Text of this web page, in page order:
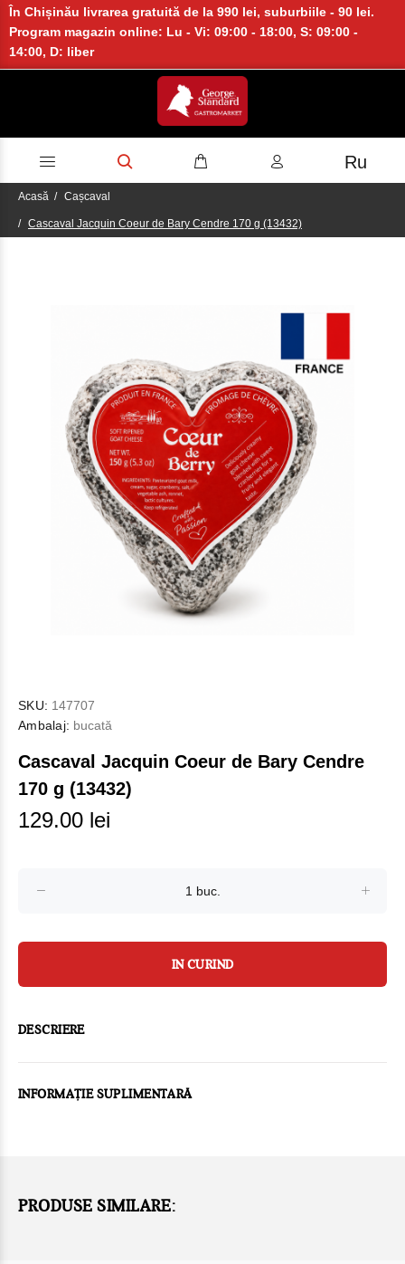
În Chișinău livrarea gratuită de la 990 lei, suburbiile - 90 lei.
Program magazin online: Lu - Vi: 09:00 - 18:00, S: 09:00 -
14:00, D: liber
Ru
Acasă Cașcaval
Cascaval Jacquin Coeur de Bary Cendre 170 g (13432)
SKU: 147707
Ambalaj: bucată
Cascaval Jacquin Coeur de Bary Cendre
170 g (13432)
129.00 lei
IN CURIND
DESCRIERE
INFORMAȚIE SUPLIMENTARĂ
PRODUSE SIMILARE: